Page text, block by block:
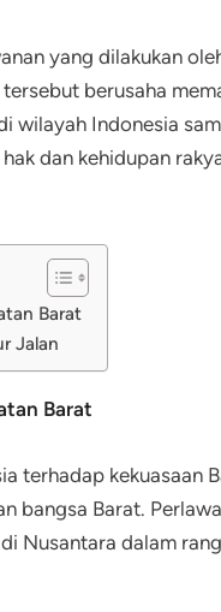
yang dilakukan
berusaha
wilayah Indonesia
dan kehidupan
Barat
Jalan
Barat
terhadap kekuasaan
bangsa Barat.
Nusantara dalam